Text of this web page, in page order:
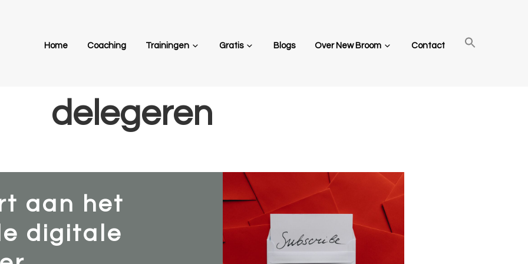
Home Coaching Trainingen Gratis Blogs Over New Broom Contact
delegeren
aan het
digitale